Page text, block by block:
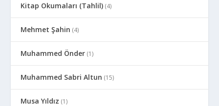
Kitap Okumaları (Tahlil) (4)
Mehmet Şahin (4)
Muhammed Önder (1)
Muhammed Sabri Altun (15)
Musa Yıldız (1)